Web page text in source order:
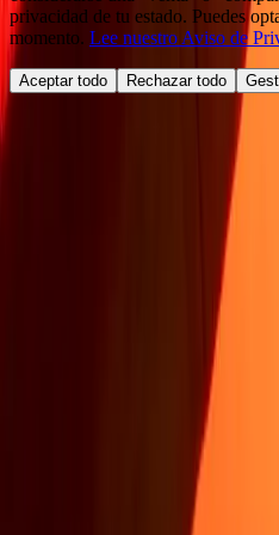
privacidad de tu estado. Puedes
momento. Lee nuestro Aviso de
Aceptar todo Rechazar todo